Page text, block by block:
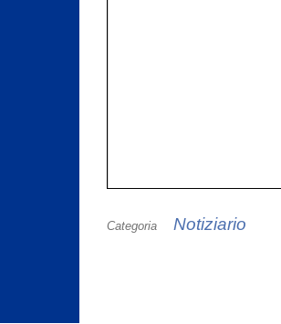
Categoria Notiziario